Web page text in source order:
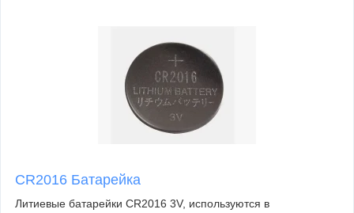
CR2016 Батарейка
Литиевые батарейки CR2016 3V, используются в